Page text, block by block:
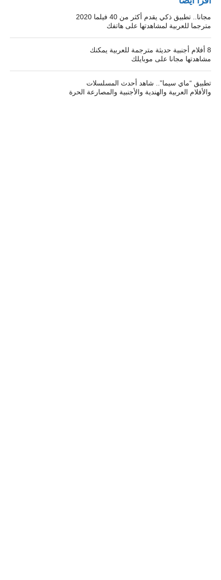
مجانا.. تطبيق ذكي يقدم أكثر من 40 فيلما 2020
مترجما للعربية لمشاهدتها على هاتفك
8 أفلام أجنبية حديثة مترجمة للعربية يمكنك
مشاهدتها مجانا على موبايلك
تطبيق “ماي سيما”.. شاهد أحدث المسلسلات
والأفلام العربية والهندية والأجنبية والمصارعة الحرة